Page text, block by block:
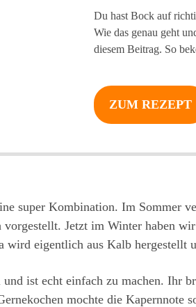
Du hast Bock auf
Wie das genau geht
diesem Beitrag. So
ZUM REZEPT
super Kombination. Im Sommer
vorgestellt. Jetzt im Winter haben
wird eigentlich aus Kalb hergestellt
und ist echt einfach zu machen. Ihr
mochte die Kapernnote